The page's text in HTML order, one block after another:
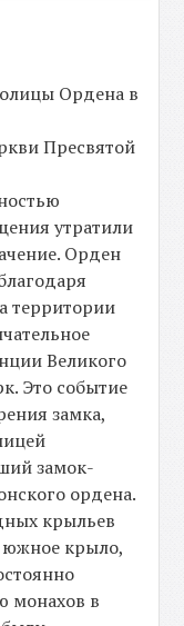
Ордена в
Пресвятой
утратили
Орден
территории
Великого
Это событие
замка,
замок-
ордена.
крыльев
южное крыло,
монахов в